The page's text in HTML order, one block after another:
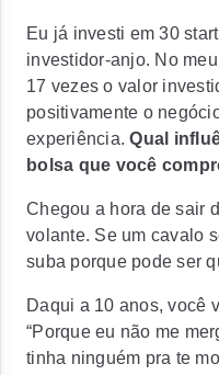
Eu já investi em 30
investidor-anjo. No
17 vezes o valor
positivamente o
experiência.Qual
bolsa que você
Chegou a hora de sair
volante. Se um cavalo
suba porque pode ser
Daqui a 10 anos, você
“Porque eu não me
tinha ninguém pra te